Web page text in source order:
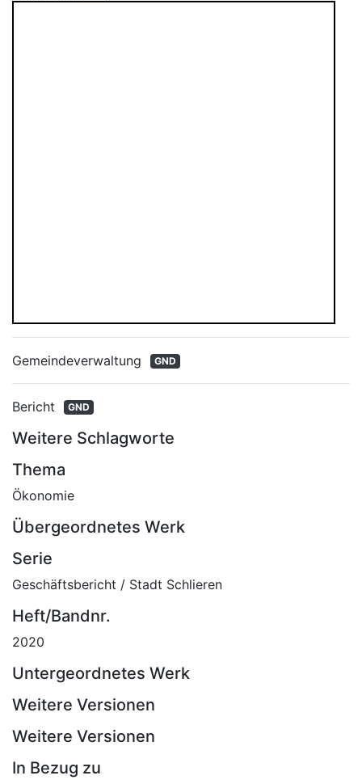
Gemeindeverwaltung GND
Bericht GND
Weitere Schlagworte
Thema
Ökonomie
Übergeordnetes Werk
Serie
Geschäftsbericht / Stadt Schlieren
Heft/Bandnr.
2020
Untergeordnetes Werk
Weitere Versionen
Weitere Versionen
In Bezug zu